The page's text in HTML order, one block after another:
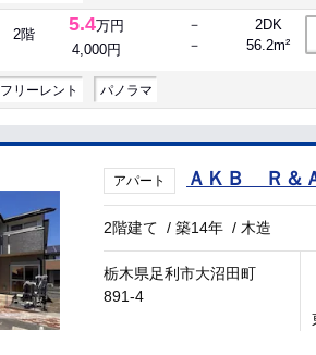
2階 5.4万円
4,000円
－
－
2DK
56.2m²
フリーレント パノラマ
アパート ＡＫＢ Ｒ＆
2階建て /築14年 / 木造
栃木県足利市大沼田町
891-4